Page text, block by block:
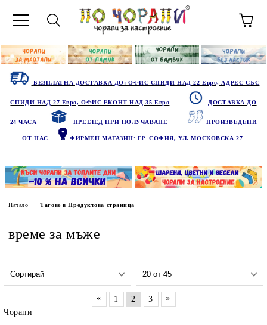
БЕЗПЛАТНА ДОСТАВКА ДО: ОФИС СПИДИ НАД 22 Евро, АДРЕС СЪС
СПИДИ НАД 27 Евро, ОФИС ЕКОНТ НАД 35 Евро ДОСТАВКА ДО
24 ЧАСА ПРЕГЛЕД ПРИ ПОЛУЧАВАНЕ ПРОИЗВЕДЕНИ
ОТ НАС ФИРМЕН МАГАЗИН: ГР.СОФИЯ, УЛ. МОСКОВСКА 27
Начало Тагове в Продуктова страница
време за мъже
« 1 2 3
»
Чорапи